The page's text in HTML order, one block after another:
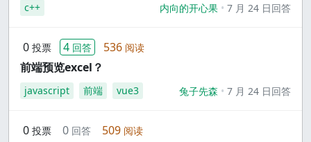
c++ 内向的开心果 7 月 24 日回答
0 投票 4 回答 536 阅读
前端预览excel？
javascript 前端 vue3 兔子先森 7 月 24 日回答
0 投票 0 回答 509 阅读